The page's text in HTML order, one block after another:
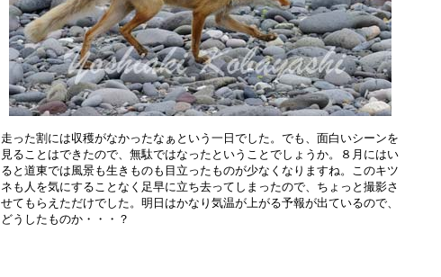
走った割には収穫がなかったなぁという一日でした。でも、面白いシーンを
見ることはできたので、無駄ではなったということでしょうか。８月にはい
ると道東では風景も生きものも目立ったものが少なくなりますね。このキツ
ネも人を気にすることなく足早に立ち去ってしまったので、ちょっと撮影さ
せてもらえただけでした。明日はかなり気温が上がる予報が出ているので、